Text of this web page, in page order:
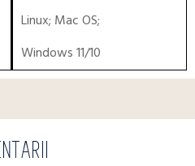
Linux; Mac OS;
Windows 11/10